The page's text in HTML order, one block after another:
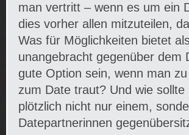
man vertritt – wenn es um ein
dies vorher allen mitzuteilen,
Was für Möglichkeiten bietet
unangebracht gegenüber dem
gute Option sein, wenn man
zum Date traut? Und wie
plötzlich nicht nur einem,
Datepartnerinnen